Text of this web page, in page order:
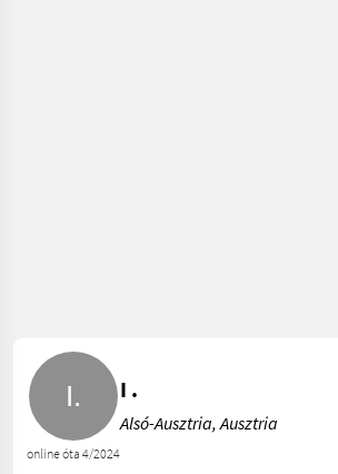
online óta 4/2024
I .
Alsó-Ausztria, Ausztria